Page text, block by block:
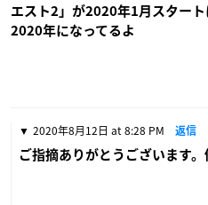
エスト2」が2020年1月スタート
2020年になってるよ
2020年8月12日 at 8:28 PM 返信
ご指摘ありがとうございます。